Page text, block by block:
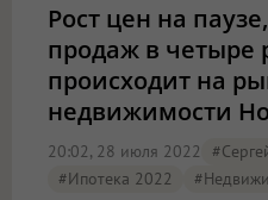
Рост цен на
продаж в четыре
происходит на
недвижимости
20:02, 28 июля 2022
#Ипотека 2022